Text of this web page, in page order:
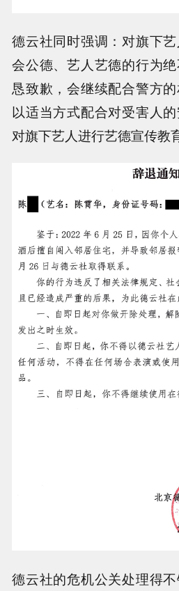
德云社同时强调：对旗下
会公德、艺人艺德的行为
恳致歉，会继续配合警方
以适当方式配合对受害人
对旗下艺人进行艺德宣传教育
德云社的危机公关处理得